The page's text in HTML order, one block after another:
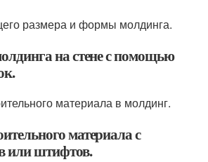
размера и формы молдинга.
на стене с помощью
материала в молдинг.
материала с
или штифтов.